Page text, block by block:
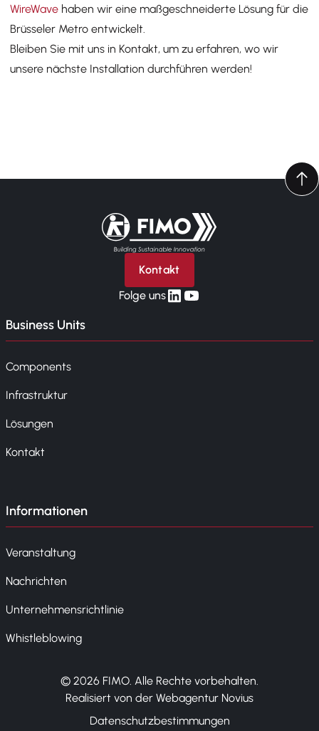
WireWave haben wir eine maßgeschneiderte Lösung für die
Brüsseler Metro entwickelt.
Bleiben Sie mit uns in Kontakt, um zu erfahren, wo wir
unsere nächste Installation durchführen werden!
Zurück zur Startseite
Kontakt
Folge unslinkedin
yt
Business Units
Components
Infrastruktur
Lösungen
Kontakt
Informationen
Veranstaltung
Nachrichten
Unternehmensrichtlinie
Whistleblowing
© 2026 FIMO. Alle Rechte vorbehalten.
Realisiert von der Webagentur Novius
Datenschutzbestimmungen